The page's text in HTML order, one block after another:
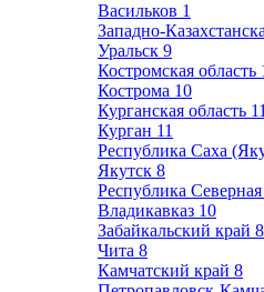
Васильков 1
Западно-
Уральск 9
Костромская область
Кострома 10
Курганская область 11
Курган 11
Республика Саха
Якутск 8
Республика
Владикавказ 10
Забайкальский край 8
Чита 8
Камчатский край 8